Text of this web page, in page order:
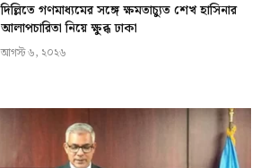
দিল্লিতে গণমাধ্যমের সঙ্গে ক্ষমতাচ্যুত শেখ হাসিনার
আলাপচারিতা নিয়ে ক্ষুব্ধ ঢাকা
আগস্ট ৬, ২০২৬